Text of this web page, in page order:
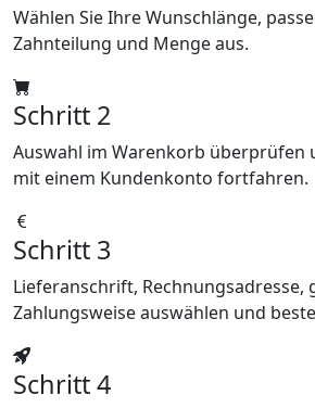
Wählen Sie Ihre Wunschlänge,
Zahnteilung und Menge aus.
Schritt 2
Auswahl im Warenkorb überprüfen
mit einem Kundenkonto fortfahren.
Schritt 3
Lieferanschrift, Rechnungsadresse,
Zahlungsweise auswählen und
Schritt 4